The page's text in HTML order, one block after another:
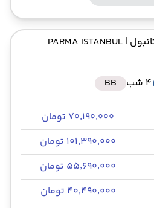
| PARMA ISTANBUL
4 شب BB
۷۰٬۱۹۰٬۰۰۰ تومان
۱۰۱٬۳۹۰٬۰۰۰ تومان
۵۵٬۶۹۰٬۰۰۰ تومان
۴۰٬۴۹۰٬۰۰۰ تومان